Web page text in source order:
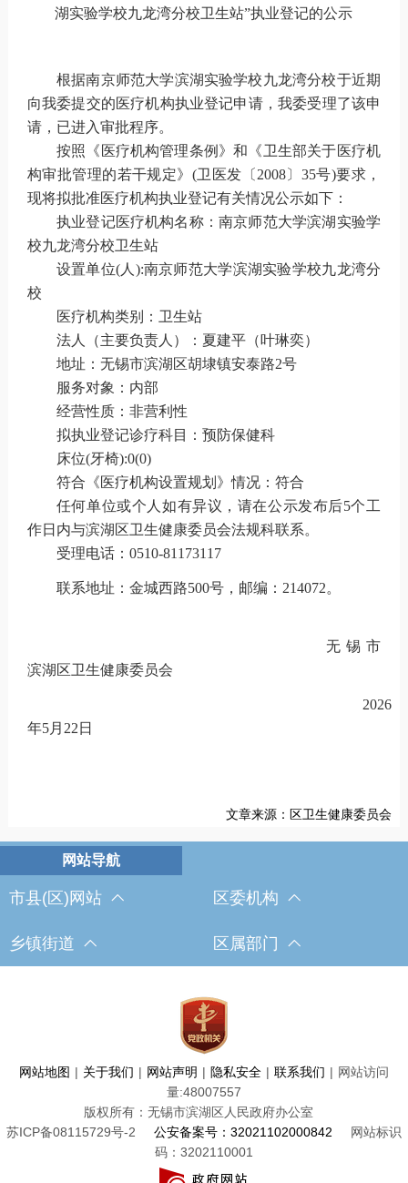
湖实验学校九龙湾分校卫生站”执业登记的公示
根据南京师范大学滨湖实验学校九龙湾分校于近期
向我委提交的医疗机构执业登记申请，我委受理了该申
请，已进入审批程序。
按照《医疗机构管理条例》和《卫生部关于医疗机
构审批管理的若干规定》(卫医发〔2008〕35号)要求，
现将拟批准医疗机构执业登记有关情况公示如下：
执业登记医疗机构名称：南京师范大学滨湖实验学
校九龙湾分校卫生站
设置单位(人):南京师范大学滨湖实验学校九龙湾分
校
医疗机构类别：卫生站
法人（主要负责人）： 夏建平（叶琳奕）
地址：无锡市滨湖区胡埭镇安泰路2号
服务对象： 内部
经营性质： 非营利性
拟执业登记诊疗科目：预防保健科
床位(牙椅):0(0)
符合《医疗机构设置规划》情况：符合
任何单位或个人如有异议，请在公示发布后5个工
作日内与滨湖区卫生健康委员会法规科联系。
受理电话：0510-81173117
联系地址：金城西路500号，邮编： 214072。
无锡市
滨湖区卫生健康委员会
2026
年5月 22 日
文章来源：区卫生健康委员会
市县(区)网站 区委机构
乡镇街道 区属部门
网站地图 | 关于我们 | 网站声明 | 隐私安全 | 联系我们 | 网站访问
量:48007557
版权所有：无锡市滨湖区人民政府办公室
苏ICP备08115729号-2
公安备案号：32021102000842
网站标识
码：3202110001